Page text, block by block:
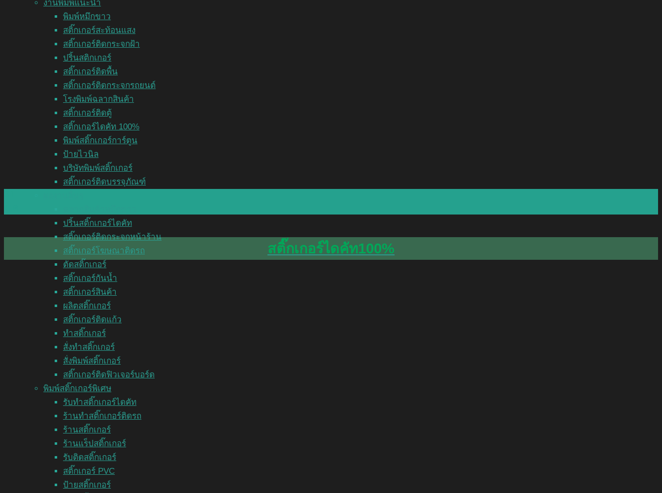
งานพิมพ์แนะนำ
พิมพ์หมึกขาว
สติ๊กเกอร์สะท้อนแสง
สติ๊กเกอร์ติดกระจกฝ้า
ปริ้นสติกเกอร์
สติ๊กเกอร์ติดพื้น
สติ๊กเกอร์ติดกระจกรถยนต์
โรงพิมพ์ฉลากสินค้า
สติ๊กเกอร์ติดตู้
สติ๊กเกอร์ไดคัท 100%
พิมพ์สติ๊กเกอร์การ์ตูน
ป้ายไวนิล
บริษัทพิมพ์สติ๊กเกอร์
สติ๊กเกอร์ติดบรรจุภัณฑ์
ปริ้นสติ๊กเกอร์ไดคัท
สติ๊กเกอร์ติดกระจกหน้าร้าน
สติ๊กเกอร์โฆษณาติดรถ
ตัดสติ๊กเกอร์
สติ๊กเกอร์กันน้ำ
สติ๊กเกอร์สินค้า
ผลิตสติ๊กเกอร์
สติ๊กเกอร์ติดแก้ว
ทำสติ๊กเกอร์
สั่งทำสติ๊กเกอร์
สั่งพิมพ์สติ๊กเกอร์
สติ๊กเกอร์ติดฟิวเจอร์บอร์ด
พิมพ์สติ๊กเกอร์พิเศษ
รับทำสติ๊กเกอร์ไดคัท
ร้านทำสติ๊กเกอร์ติดรถ
ร้านสติ๊กเกอร์
ร้านแร็ปสติ๊กเกอร์
รับติดสติ๊กเกอร์
สติ๊กเกอร์ PVC
ป้ายสติ๊กเกอร์
สติ๊กเกอร์ไดคัท100%